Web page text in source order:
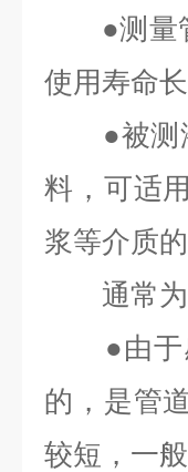
●测量
使用寿命
●被测
料，可适
浆等介质
通常为
●由
的，是管
较短，一